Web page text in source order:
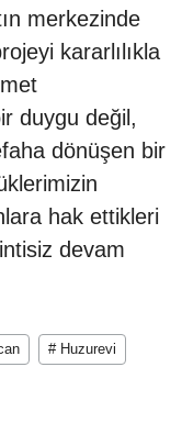
merkezinde
kararlılıkla
duygu değil,
dönüşen bir
hak ettikleri
devam
# Huzurevi